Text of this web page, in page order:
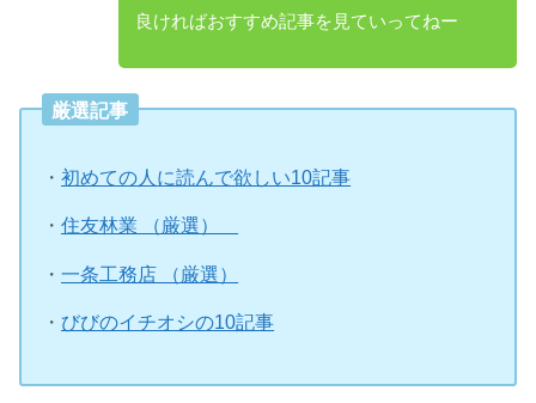
良ければおすすめ記事を見ていってねー
厳選記事
・初めての人に読んで欲しい10記事
・住友林業 （厳選）
・一条工務店 （厳選）
・ びびのイチオシの10記事